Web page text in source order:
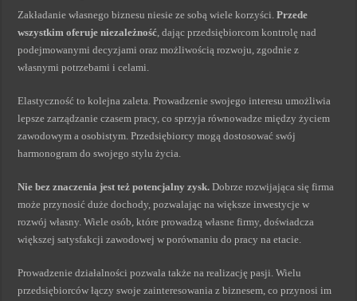
Zakładanie własnego biznesu niesie ze sobą wiele korzyści.Przede
wszystkim oferuje niezależność, dając przedsiębiorcom kontrolę nad
podejmowanymi decyzjami oraz możliwością rozwoju, zgodnie z
własnymi potrzebami i celami.
Elastyczność to kolejna zaleta. Prowadzenie swojego interesu umożliwia
lepsze zarządzanie czasem pracy, co sprzyja równowadze między życiem
zawodowym a osobistym. Przedsiębiorcy mogą dostosować swój
harmonogram do swojego stylu życia.
Nie bez znaczenia jest też potencjalny zysk. Dobrze rozwijająca się firma
może przynosić duże dochody, pozwalając na większe inwestycje w
rozwój własny. Wiele osób, które prowadzą własne firmy, doświadcza
większej satysfakcji zawodowej w porównaniu do pracy na etacie.
Prowadzenie działalności pozwala także na realizację pasji. Wielu
przedsiębiorców łączy swoje zainteresowania z biznesem, co przynosi im